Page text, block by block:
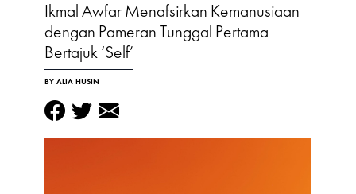
Ikmal Awfar Menafsirkan Kemanusiaan
dengan Pameran Tunggal Pertama
Bertajuk ‘Self’
BY ALIA HUSIN